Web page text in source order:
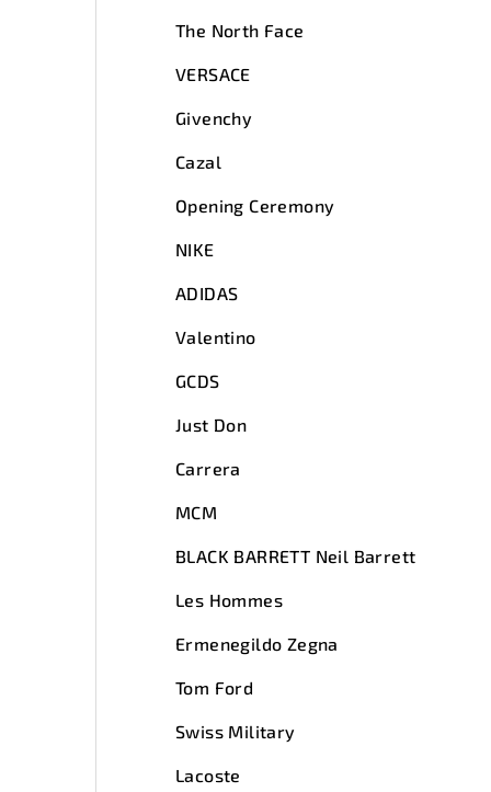
The North Face
VERSACE
Givenchy
Cazal
Opening Ceremony
NIKE
ADIDAS
Valentino
GCDS
Just Don
Carrera
MCM
BLACK BARRETT Neil Barrett
Les Hommes
Ermenegildo Zegna
Tom Ford
Swiss Military
Lacoste